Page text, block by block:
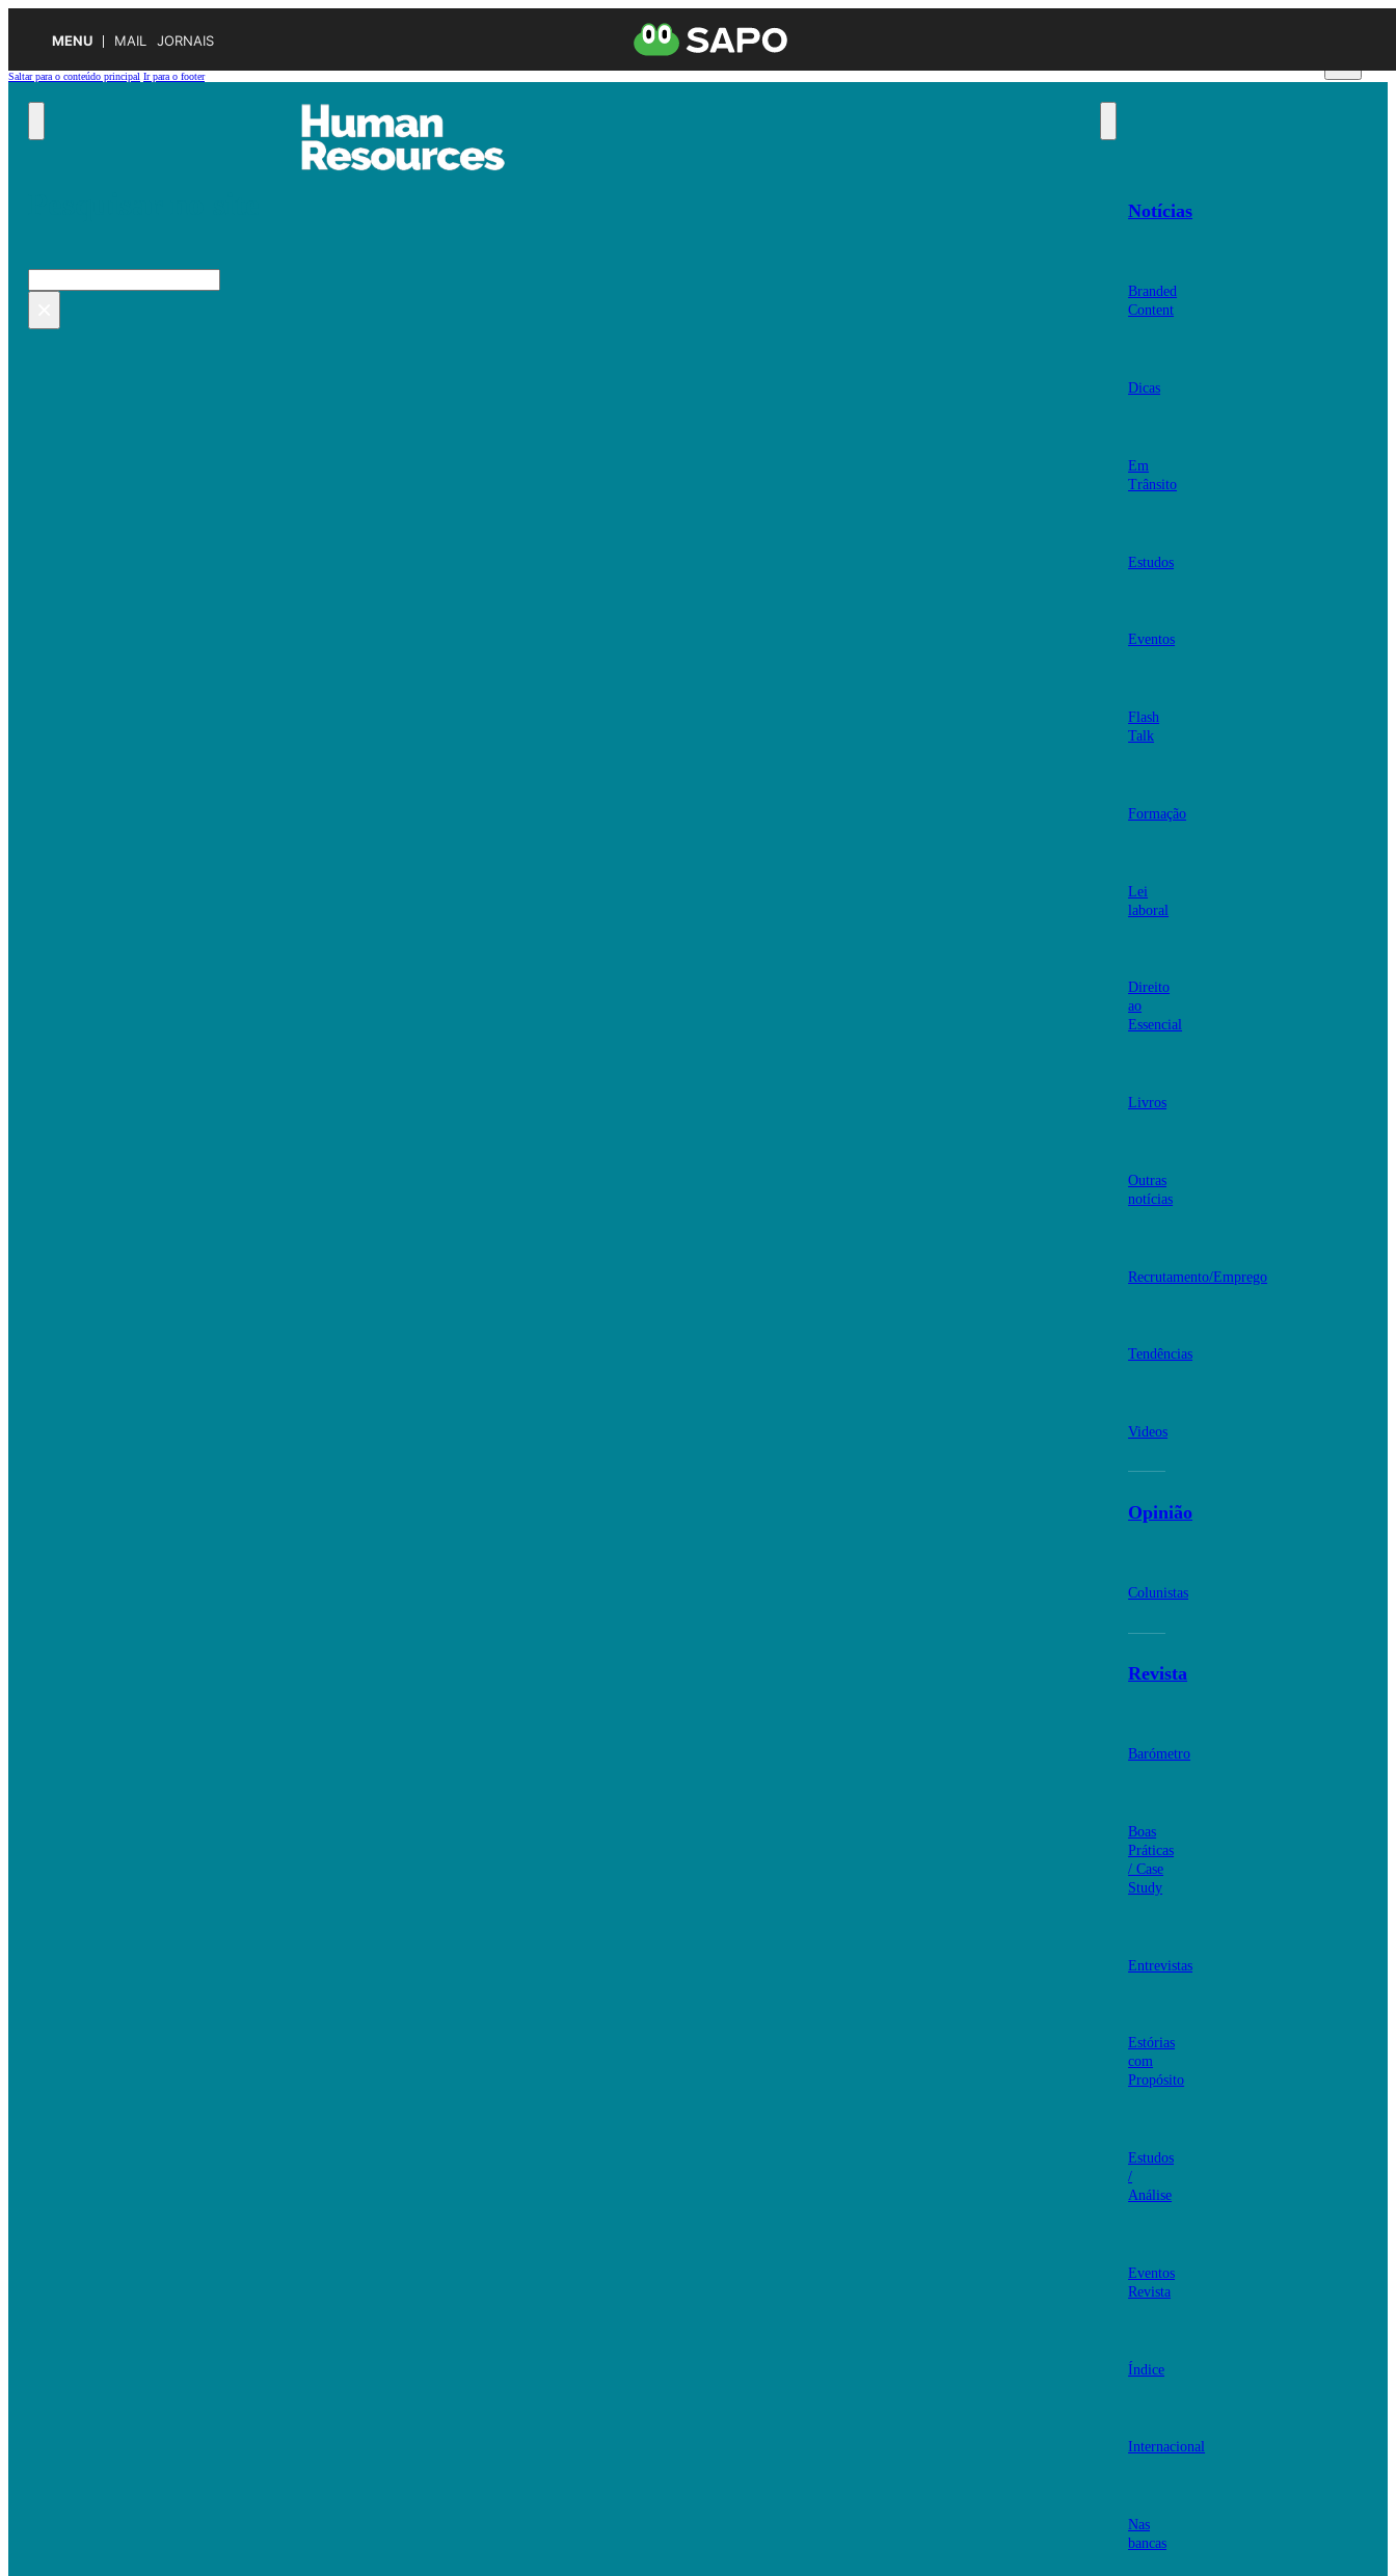
MENU MAIL JORNAIS
Saltar para o conteúdo principal Ir para o footer
Pesquisar
Notícias
Branded
Content
Dicas
Em
Trânsito
Estudos
Eventos
Flash
Talk
Formação
Lei
laboral
Direito
ao
Essencial
Livros
Outras
notícias
Recrutamento/Emprego
Tendências
Videos
Opinião
Colunistas
Revista
Barómetro
Boas
Práticas
/ Case
Study
Entrevistas
Estórias
com
Propósito
Estudos
/
Análise
Eventos
Revista
Índice
Internacional
Nas
bancas